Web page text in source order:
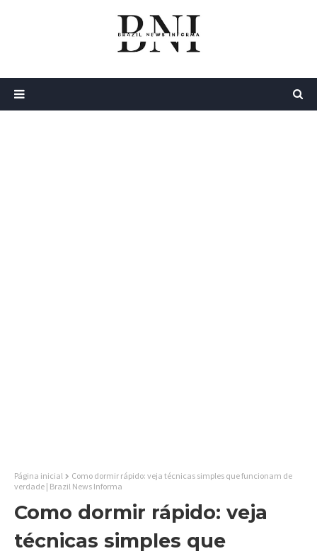
Página inicial
Como dormir rápido: veja técnicas simples que funcionam de
verdade | Brazil News Informa
Como dormir rápido: veja
técnicas simples que